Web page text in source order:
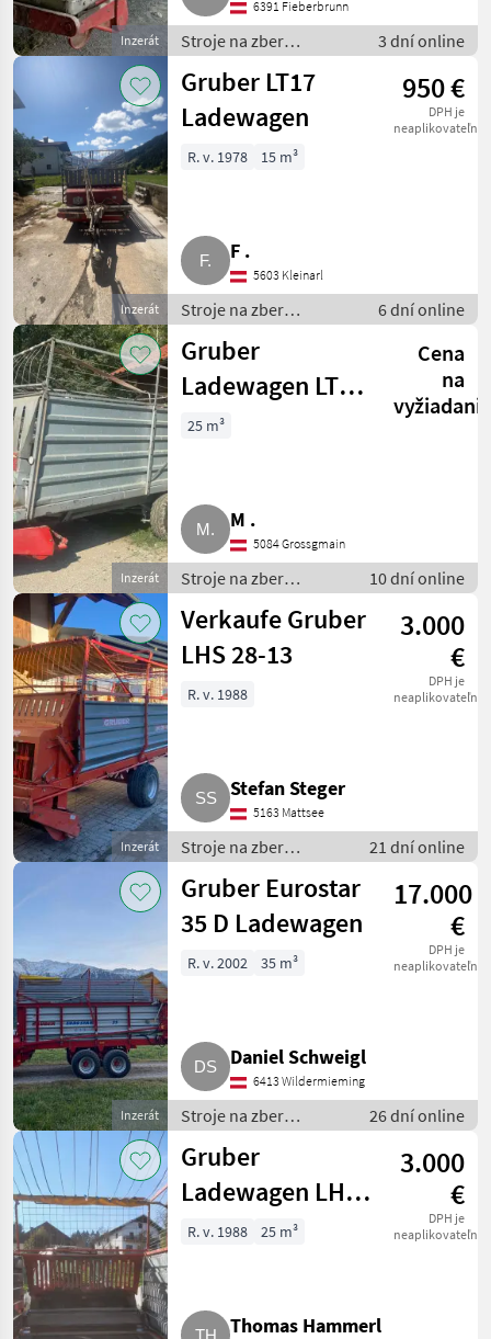
Inzerát
6391 Fieberbrunn
Stroje na zber
objemových krmív /
Zberaci prívesný voz
3 dní online
Inzerát
Gruber LT17
Ladewagen
950 €
DPH je
neaplikovateľné
R. v. 1978 15 m³
F .
5603 Kleinarl
Stroje na zber
objemových krmív /
Zberaci prívesný voz
6 dní online
Inzerát
Gruber
Ladewagen LTN
9
Cena
na
25 m³
M .
5084 Grossgmain
Stroje na zber
objemových krmív /
Zberaci prívesný voz
10 dní online
Inzerát
Verkaufe Gruber
LHS 28-13
3.000
€
DPH je
neaplikovateľné
R. v. 1988
Stefan Steger
5163 Mattsee
Stroje na zber
objemových krmív /
Zberaci prívesný voz
21 dní online
Inzerát
Gruber Eurostar
35 D Ladewagen
17.000
€
DPH je
neaplikovateľné
R. v. 2002 35 m³
Daniel Schweigl
6413 Wildermieming
Stroje na zber
objemových krmív /
Zberaci prívesný voz
26 dní online
Gruber
Ladewagen LH
24-06
3.000
€
DPH je
neaplikovateľné
R. v. 1988 25 m³
Thomas Hammerl